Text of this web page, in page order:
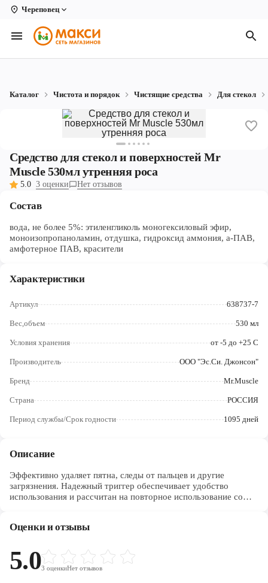
Череповец
Вологда
Архангельск
Кирово-Чепецк
Коряжма
Котлас
Новодвинск
Рыбинск
Северодвинск
Каталог Чистота и порядок Чистящие средства Для стекол
Средство для стекол и поверхностей Mr
Muscle 530мл утренняя роса
5.0 3 оценки Нет отзывов
Состав
вода, не более 5%: этиленгликоль моногексиловый эфир,
моноизопропаноламин, отдушка, гидроксид аммония, а-ПАВ,
амфотерное ПАВ, красители
Характеристики
Артикул 638737-7
Вес,объем 530 мл
Условия хранения от -5 до +25 С
Производитель ООО "Эс.Си. Джонсон"
Бренд Mr.Muscle
Страна РОССИЯ
Период службы/Срок годности 1095 дней
Описание
Эффективно удаляет пятна, следы от пальцев и другие
загрязнения. Надежный триггер обеспечивает удобство
использования и рассчитан на повторное использование со
кристальную чистоту и блеск.
Оценки и отзывы
5.03 оценкиНет отзывов